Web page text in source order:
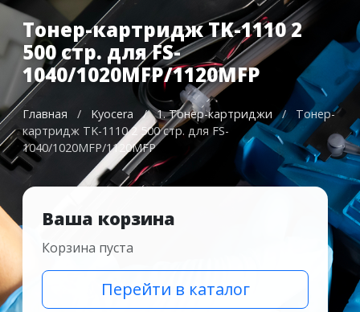
Тонер-картридж TK-1110 2
500 стр. для FS-
1040/1020MFP/1120MFP
Главная / Kyocera / 1. Тонер-картриджи /
Тонер-
картридж TK-1110 2 500 стр. для FS-
1040/1020MFP/1120MFP
Ваша корзина
Корзина пуста
Перейти в каталог